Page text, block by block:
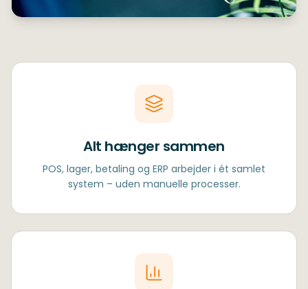
Alt hænger sammen
POS, lager, betaling og ERP arbejder i ét samlet
system – uden manuelle processer.